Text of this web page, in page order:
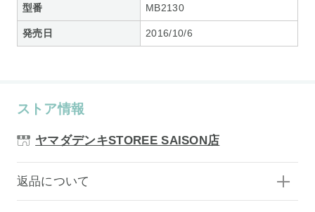
型番 MB2130
発売日 2016/10/6
ストア情報
ヤマダデンキSTOREE SAISON店
返品について